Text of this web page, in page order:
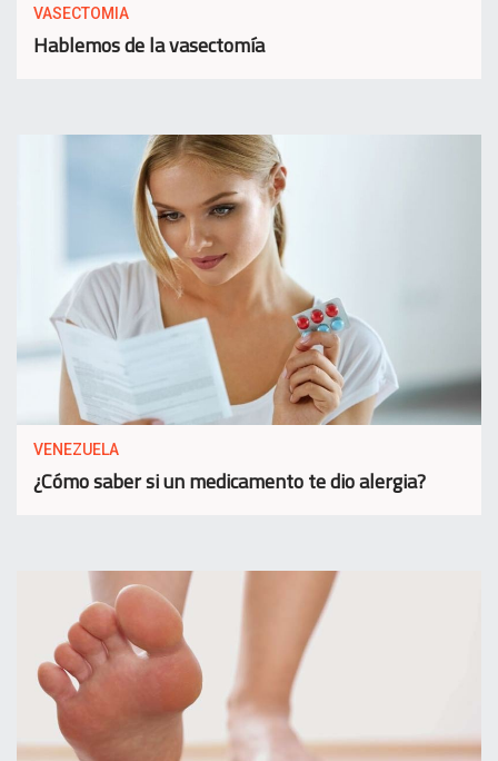
VASECTOMIA
Hablemos de la vasectomía
VENEZUELA
¿Cómo saber si un medicamento te dio alergia?